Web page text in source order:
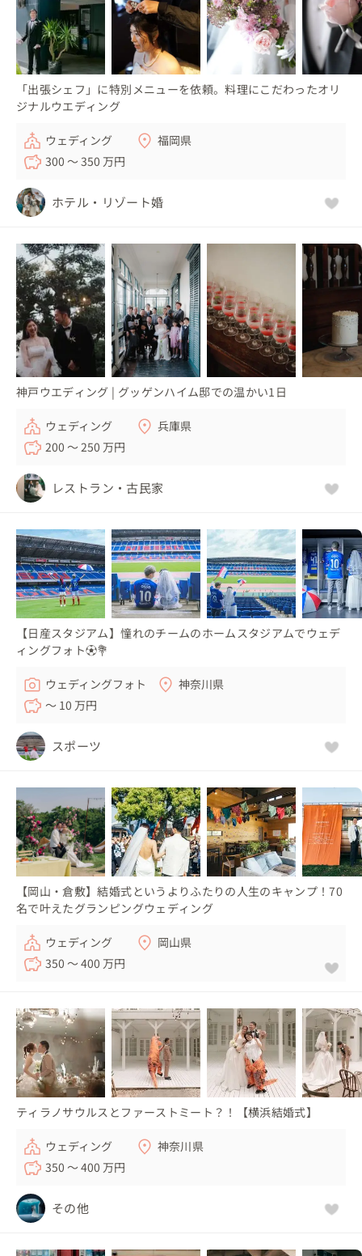
「出張シェフ」に特別メニューを依頼。料理にこだわったオリ
ジナルウエディング
ウェディング
福岡県
300 〜 350 万円
ホテル・リゾート婚
神戸ウエディング | グッゲンハイム邸での温かい1日
ウェディング
兵庫県
200 〜 250 万円
レストラン・古民家
【日産スタジアム】憧れのチームのホームスタジアムでウェデ
ィングフォト⚽💐
ウェディングフォト
神奈川県
〜 10 万円
スポーツ
【岡山・倉敷】結婚式というよりふたりの人生のキャンプ！70
名で叶えたグランピングウェディング
ウェディング
岡山県
350 〜 400 万円
ティラノサウルスとファーストミート？！【横浜結婚式】
ウェディング
神奈川県
350 〜 400 万円
その他